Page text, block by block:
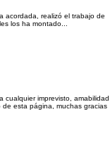
acordada, realizó el trabajo de
los ha montado...
cualquier imprevisto, amabilidad
esta página, muchas gracias